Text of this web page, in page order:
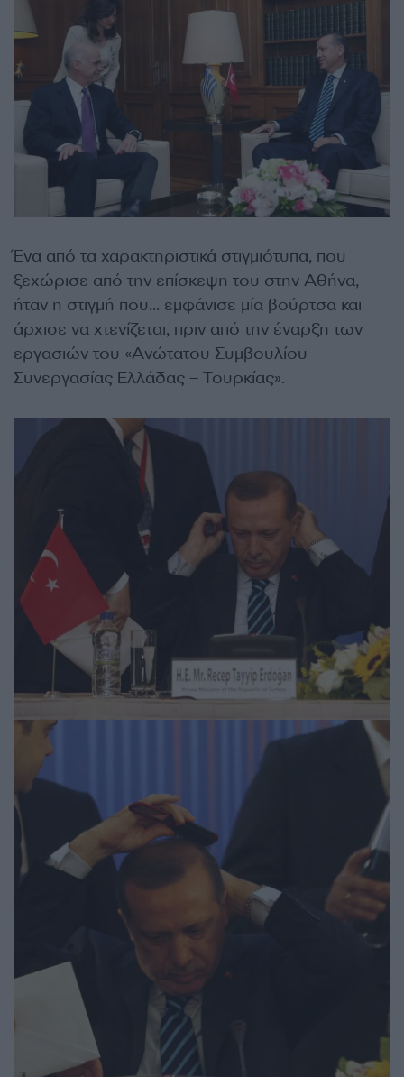
Ένα από τα χαρακτηριστικά στιγμιότυπα, που
ξεχώρισε από την επίσκεψη του στην Αθήνα,
ήταν η στιγμή που… εμφάνισε μία βούρτσα και
άρχισε να χτενίζεται, πριν από την έναρξη των
εργασιών του «Ανώτατου Συμβουλίου
Συνεργασίας Ελλάδας – Τουρκίας».